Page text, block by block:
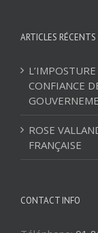
ARTICLES RÉCENTS
CONFIANCE
ROSE
FRANÇAISE
CONTACT INFO